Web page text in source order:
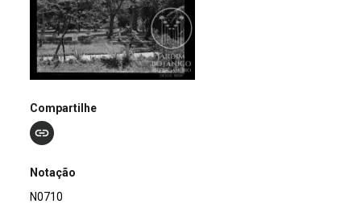
Compartilhe
Notação
N0710